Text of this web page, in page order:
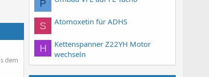
dem
P
S Atomoxetin für ADHS
H
Kettenspanner Z22YH Motor
wechseln